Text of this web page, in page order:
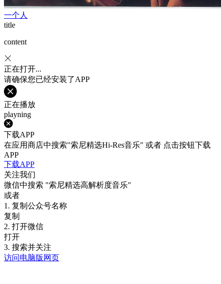
一个人
title
content
正在打开...
请确保您已经安装了APP
正在播放
playning
下载APP
在应用商店中搜索"索尼精选Hi-Res音乐" 或者 点击按钮下载
APP
下载APP
关注我们
微信中搜索 "索尼精选高解析度音乐"
或者
1. 复制公众号名称
复制
2. 打开微信
打开
3. 搜索并关注
访问电脑版网页